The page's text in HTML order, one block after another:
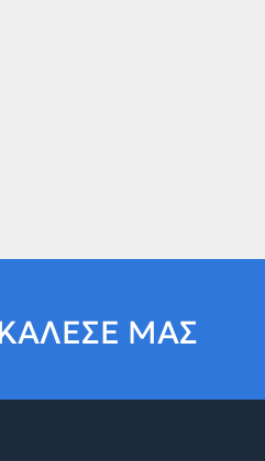
ΜΑΣ